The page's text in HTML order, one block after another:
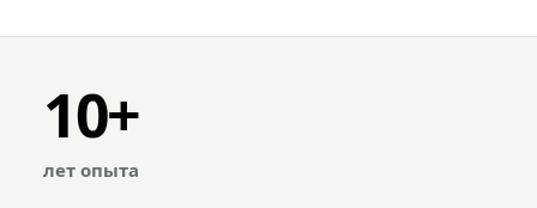
10+
лет опыта